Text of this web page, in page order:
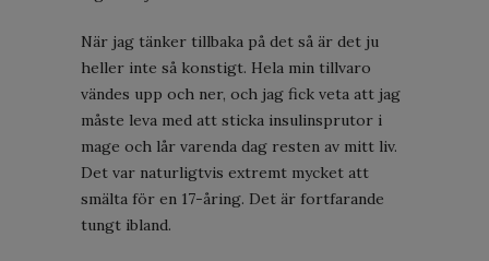
När jag tänker tillbaka på det så är det ju
heller inte så konstigt. Hela min tillvaro
vändes upp och ner, och jag fick veta att jag
måste leva med att sticka insulinsprutor i
mage och lår varenda dag resten av mitt liv.
Det var naturligtvis extremt mycket att
smälta för en 17-åring. Det är fortfarande
tungt ibland.